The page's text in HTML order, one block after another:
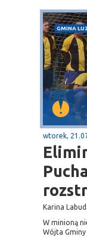
GMINA
wtorek,
Karina
W minioną
Wójta Gminy